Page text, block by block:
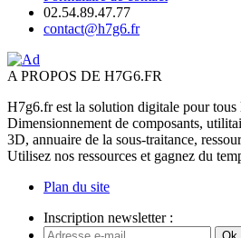
02.54.89.47.77
contact@h7g6.fr
A PROPOS DE H7G6.FR
H7g6.fr est la solution digitale pour tous
Dimensionnement de composants,
3D, annuaire de la sous-traitance,
Utilisez nos ressources et gagnez du
Plan du site
Inscription newsletter :